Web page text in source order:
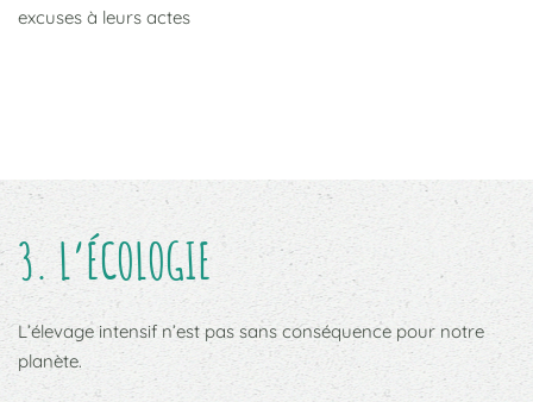
excuses à leurs actes
3. L’ÉCOLOGIE
L’élevage intensif n’est pas sans conséquence pour notre
planète.